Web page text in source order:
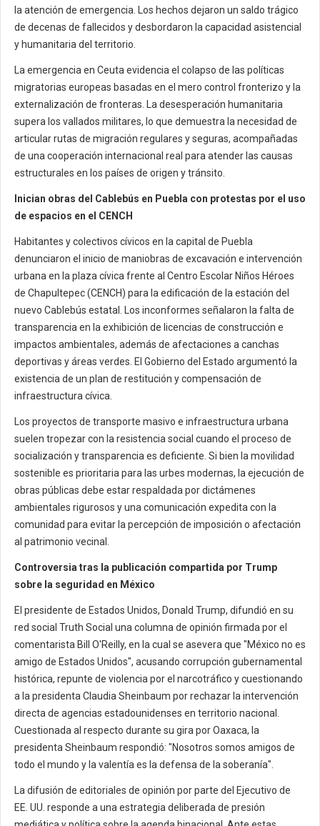
la atención de emergencia. Los hechos dejaron un saldo trágico
de decenas de fallecidos y desbordaron la capacidad asistencial
y humanitaria del territorio.
La emergencia en Ceuta evidencia el colapso de las políticas
migratorias europeas basadas en el mero control fronterizo y la
externalización de fronteras. La desesperación humanitaria
supera los vallados militares, lo que demuestra la necesidad de
articular rutas de migración regulares y seguras, acompañadas
de una cooperación internacional real para atender las causas
estructurales en los países de origen y tránsito.
Inician obras del Cablebús en Puebla con protestas por el uso
de espacios en el CENCH
Habitantes y colectivos cívicos en la capital de Puebla
denunciaron el inicio de maniobras de excavación e intervención
urbana en la plaza cívica frente al Centro Escolar Niños Héroes
de Chapultepec (CENCH) para la edificación de la estación del
nuevo Cablebús estatal. Los inconformes señalaron la falta de
transparencia en la exhibición de licencias de construcción e
impactos ambientales, además de afectaciones a canchas
deportivas y áreas verdes. El Gobierno del Estado argumentó la
existencia de un plan de restitución y compensación de
infraestructura cívica.
Los proyectos de transporte masivo e infraestructura urbana
suelen tropezar con la resistencia social cuando el proceso de
socialización y transparencia es deficiente. Si bien la movilidad
sostenible es prioritaria para las urbes modernas, la ejecución de
obras públicas debe estar respaldada por dictámenes
ambientales rigurosos y una comunicación expedita con la
comunidad para evitar la percepción de imposición o afectación
al patrimonio vecinal.
Controversia tras la publicación compartida por Trump
sobre la seguridad en México
El presidente de Estados Unidos, Donald Trump, difundió en su
red social Truth Social una columna de opinión firmada por el
comentarista Bill O'Reilly, en la cual se asevera que "México no es
amigo de Estados Unidos", acusando corrupción gubernamental
histórica, repunte de violencia por el narcotráfico y cuestionando
a la presidenta Claudia Sheinbaum por rechazar la intervención
directa de agencias estadounidenses en territorio nacional.
Cuestionada al respecto durante su gira por Oaxaca, la
presidenta Sheinbaum respondió: "Nosotros somos amigos de
todo el mundo y la valentía es la defensa de la soberanía".
La difusión de editoriales de opinión por parte del Ejecutivo de
EE. UU. responde a una estrategia deliberada de presión